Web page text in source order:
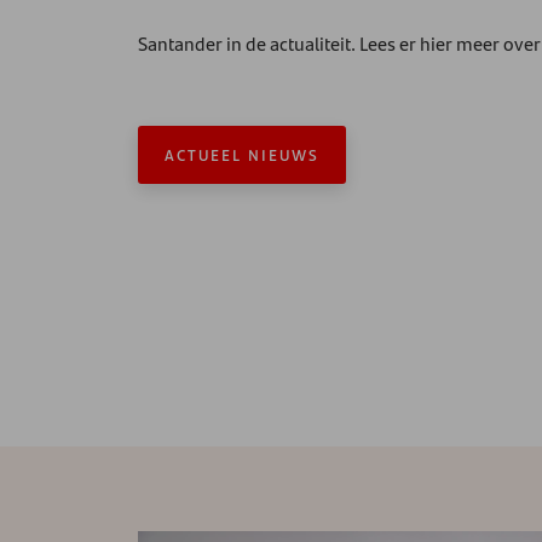
Santander in de actualiteit. Lees er hier meer
ACTUEEL NIEUWS